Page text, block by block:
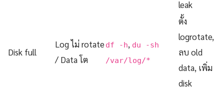
leak
Disk full
Log ไม่ rotate
/ Data โต
df -h, du -sh
/var/log/*
ตั้ง
logrotate,
ลบ old
data, เพิ่ม
disk